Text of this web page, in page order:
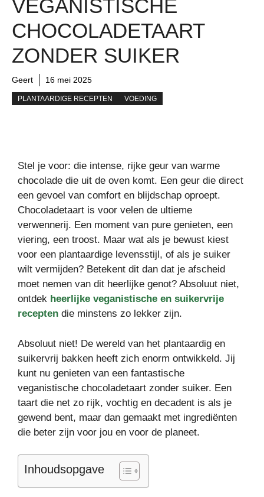
VEGANISTISCHE
CHOCOLADETAART
ZONDER SUIKER
Geert 16 mei 2025
PLANTAARDIGE RECEPTEN VOEDING
Stel je voor: die intense, rijke geur van warme
chocolade die uit de oven komt. Een geur die direct
een gevoel van comfort en blijdschap oproept.
Chocoladetaart is voor velen de ultieme
verwennerij. Een moment van pure genieten, een
viering, een troost. Maar wat als je bewust kiest
voor een plantaardige levensstijl, of als je suiker
wilt vermijden? Betekent dit dan dat je afscheid
moet nemen van dit heerlijke genot? Absoluut niet,
ontdek heerlijke veganistische en suikervrije
recepten die minstens zo lekker zijn.
Absoluut niet! De wereld van het plantaardig en
suikervrij bakken heeft zich enorm ontwikkeld. Jij
kunt nu genieten van een fantastische
veganistische chocoladetaart zonder suiker. Een
taart die net zo rijk, vochtig en decadent is als je
gewend bent, maar dan gemaakt met ingrediënten
die beter zijn voor jou en voor de planeet.
Inhoudsopgave